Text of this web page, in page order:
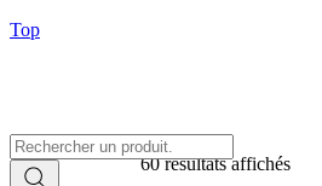
Top
60 résultats affichésTrié
Rechercher: